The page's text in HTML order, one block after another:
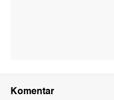
Komentar